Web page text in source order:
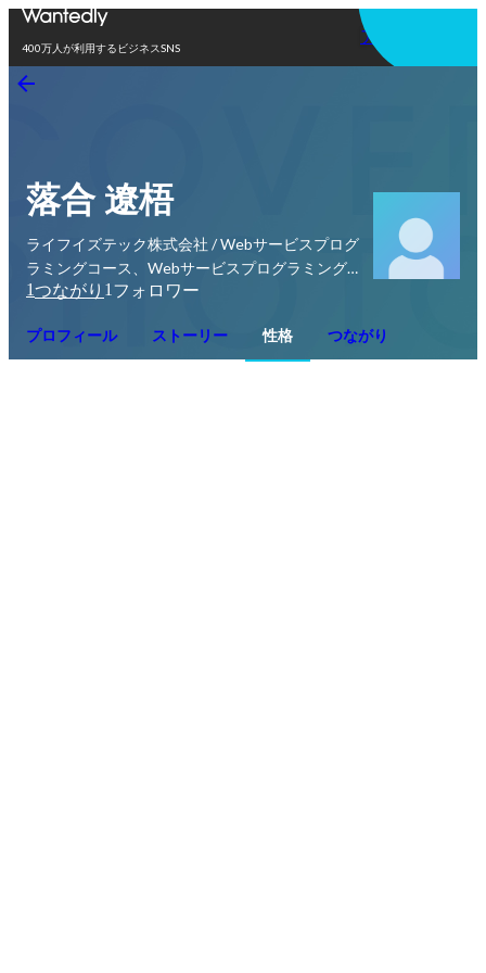
400万人が利用するビジネスSNS
アプリを使う
落合 遼梧
ライフイズテック株式会社 / Webサービスプログ
ラミングコース、Webサービスプログラミング
コースカリキュラム、iPhoneアプリプログラミ
クト
1つながり 1 フォロワー
プロフィール ストーリー 性格 つながり